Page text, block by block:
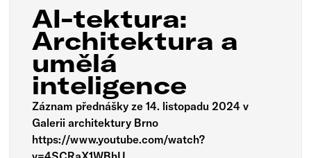
AI-tektura:
Architektura a
umělá
inteligence
Záznam přednášky ze 14. listopadu 2024 v
Galerii architektury Brno
https://www.youtube.com/watch?